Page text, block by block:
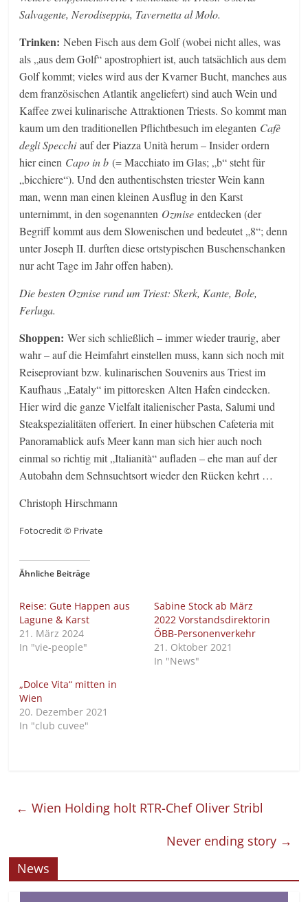
Salvagente, Nerodiseppia, Tavernetta al Molo.
Trinken: Neben Fisch aus dem Golf (wobei nicht alles, was
als „aus dem Golf“ apostrophiert ist, auch tatsächlich aus dem
Golf kommt; vieles wird aus der Kvarner Bucht, manches aus
dem französischen Atlantik angeliefert) sind auch Wein und
Kaffee zwei kulinarische Attraktionen Triests. So kommt man
kaum um den traditionellen Pflichtbesuch im eleganten Cafè
degli Specchiauf der Piazza Unità herum – Insider ordern
hier einen Capo in b (= Macchiato im Glas; „b“ steht für
„bicchiere“). Und den authentischsten triester Wein kann
man, wenn man einen kleinen Ausflug in den Karst
unternimmt, in den sogenannten Ozmiseentdecken (der
Begriff kommt aus dem Slowenischen und bedeutet „8“; denn
unter Joseph II. durften diese ortstypischen Buschenschanken
nur acht Tage im Jahr offen haben).
Die besten Ozmise rund um Triest: Skerk, Kante, Bole,
Ferluga.
Shoppen: Wer sich schließlich – immer wieder traurig, aber
wahr – auf die Heimfahrt einstellen muss, kann sich noch mit
Reiseproviant bzw. kulinarischen Souvenirs aus Triest im
Kaufhaus „Eataly“ im pittoresken Alten Hafen eindecken.
Hier wird die ganze Vielfalt italienischer Pasta, Salumi und
Steakspezialitäten offeriert. In einer hübschen Cafeteria mit
Panoramablick aufs Meer kann man sich hier auch noch
einmal so richtig mit „Italianità“ aufladen – ehe man auf der
Autobahn dem Sehnsuchtsort wieder den Rücken kehrt …
Christoph Hirschmann
Fotocredit © Private
Ähnliche Beiträge
Reise: Gute Happen aus
Lagune & Karst
21. März 2024
In "vie-people"
Sabine Stock ab März
2022 Vorstandsdirektorin
ÖBB-Personenverkehr
21. Oktober 2021
In "News"
„Dolce Vita“ mitten in
Wien
20. Dezember 2021
In "club cuvee"
← Wien Holding holt RTR-Chef Oliver Stribl
Never ending story →
News